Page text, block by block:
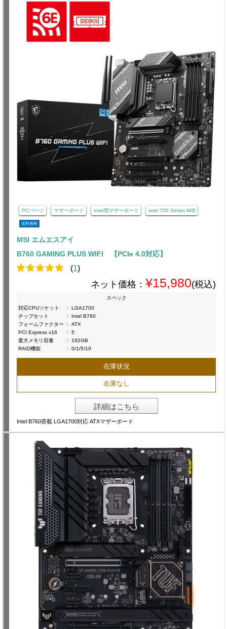
PCパーツ マザーボード intel用マザーボード intel 700 Series M/B
送料無料
MSI エムエスアイ
B760 GAMING PLUS WIFI 【PCIe 4.0対応】
(1)
ネット価格： ¥15,980(税込)
スペック
対応CPUソケット
:
LGA1700
チップセット
:
Intel B760
フォームファクター
:
ATX
PCI Express x16
:
5
最大メモリ容量
:
192GB
RAID機能
: 0/1/5/10
在庫状況
在庫なし
詳細はこちら
Intel B760搭載 LGA1700対応 ATXマザーボード